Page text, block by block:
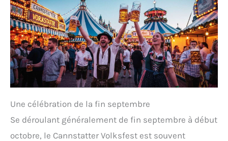
Une célébration de la fin septembre
Se déroulant généralement de fin septembre à début
octobre, le Cannstatter Volksfest est souvent